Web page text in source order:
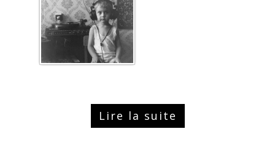
Lire la suite